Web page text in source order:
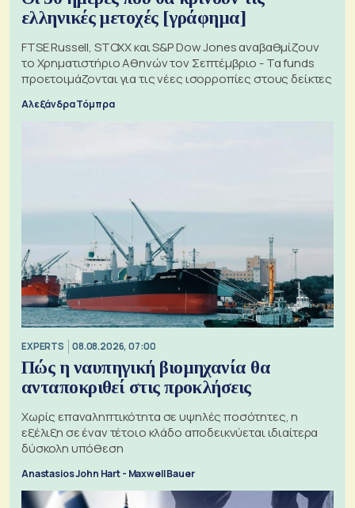
ελληνικές μετοχές [γράφημα]
FTSE Russell, STOXX και S&P Dow Jones αναβαθμίζουν
το Χρηματιστήριο Αθηνών τον Σεπτέμβριο - Τα funds
προετοιμάζονται για τις νέες ισορροπίες στους δείκτες
Αλεξάνδρα Τόμπρα
EXPERTS 08.08.2026, 07:00
Πώς η ναυπηγική βιομηχανία θα
ανταποκριθεί στις προκλήσεις
Χωρίς επαναληπτικότητα σε υψηλές ποσότητες, η
εξέλιξη σε έναν τέτοιο κλάδο αποδεικνύεται ιδιαίτερα
δύσκολη υπόθεση
Anastasios John Hart - Maxwell Bauer